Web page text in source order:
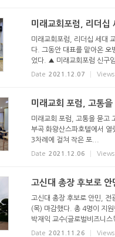
미래교회포럼, 리더십
미래교회포럼, 리더십 세대
다. 그동안 대표를 맡아온 오
었다. ▲ 미래교회포럼 신구
Date 2021.12.07 Views
미래교회 포럼, 고통
미래교회 포럼, 고통을 묻고
부곡 화왕산스파호텔에서
3차례에 걸쳐 작은 포...
Date 2021.12.06 Views
고신대 총장 후보로
고신대 총장 후보로 안민,
(목) 마감했다. 총 4명이 지
박재익 교수(글로벌비즈니스
Date 2021.11.26 Views